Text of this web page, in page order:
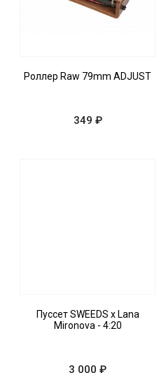
Роллер Raw 79mm ADJUST
349 ₽
Пуссет SWEEDS x Lana
Mironova - 4:20
3 000 ₽